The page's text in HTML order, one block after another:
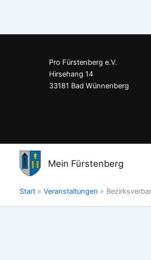
Mein Fürstenberg
Start Veranstaltungen
Pro Fürstenberg e.V.
Hirsehang 14
33181 Bad Wünnenberg
Datenschutzerklärung